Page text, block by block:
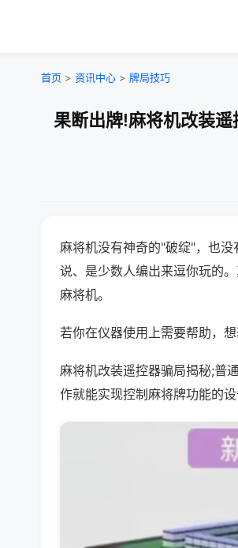
首页 > 资讯中心 > 牌局技巧
果断出牌!麻将机改装
麻将机没有神奇的"破绽"，也
说、是少数人编出来逗你玩的
麻将机。
若你在仪器使用上需要帮助，
麻将机改装遥控器骗局揭秘;普
作就能实现控制麻将牌功能的设